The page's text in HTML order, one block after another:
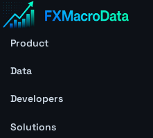
Product
Data
Developers
Solutions